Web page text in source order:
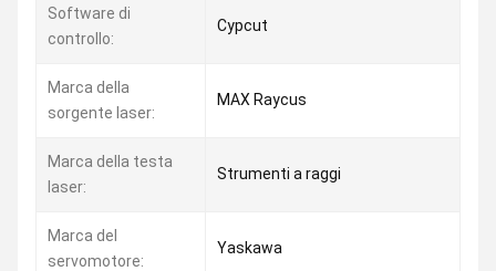
Software di
controllo:
Cypcut
Marca della
sorgente laser:
MAX Raycus
Marca della testa
laser:
Strumenti a raggi
Marca del
servomotore:
Yaskawa